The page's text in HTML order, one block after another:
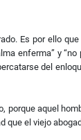
Es por ello
enferma” y
del
aquel
que el viejo